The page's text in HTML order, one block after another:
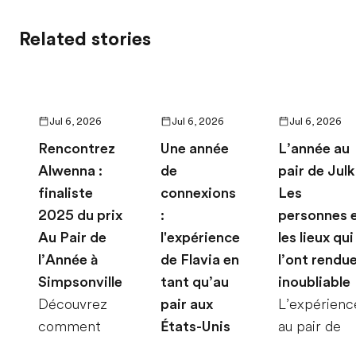
Related stories
Jul 6, 2026
Rencontrez
Alwenna :
finaliste
2025 du prix
Au Pair de
l’Année à
Simpsonville
Découvrez
comment
Jul 6, 2026
Une année
de
connexions
:
l'expérience
de Flavia en
tant qu’au
pair aux
États-Unis
Jul 6, 2026
L’année au
pair de
Les
personnes
les lieux qui
l’ont
inoubliable
au pair de